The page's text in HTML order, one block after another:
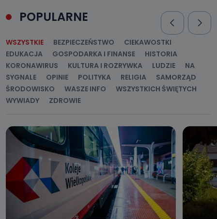
POPULARNE
WSZYSTKIE BEZPIECZEŃSTWO
CIEKAWOSTKI
EDUKACJA
GOSPODARKA I FINANSE
HISTORIA
KORONAWIRUS
KULTURA I ROZRYWKA LUDZIE
NA
SYGNALE
OPINIE POLITYKA RELIGIA
SAMORZĄD
ŚRODOWISKO
WASZE INFO
WSZYSTKICH ŚWIĘTYCH
WYWIADY
ZDROWIE